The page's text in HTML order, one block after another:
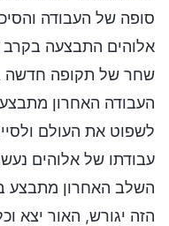
סופה של העבודה
אלוהים התבצעה בקרב
שחר של תקופה חדשה
העבודה האחרון
לשפוט את העולם
עבודתו של אלוהים
השלב האחרון מתבצע
הזה יגורש, האור יצא